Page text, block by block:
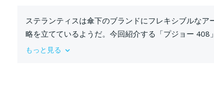
ステランティスは傘下のブランドにフレキシブルな
略を立てているようだ。今回紹介する「プジョー
送り込まれたニューモデルである。
もっと見る